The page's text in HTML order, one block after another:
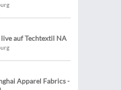
auf Techtextil NA
Apparel Fabrics -